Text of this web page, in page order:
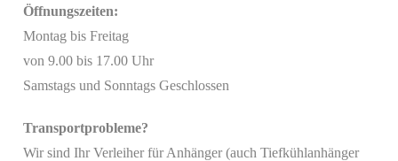
Öffnungszeiten:
Montag bis Freitag
von 9.00 bis 17.00 Uhr
Samstags und Sonntags Geschlossen
Transportprobleme?
Wir sind Ihr Verleiher für Anhänger (auch Tiefkühlanhänger